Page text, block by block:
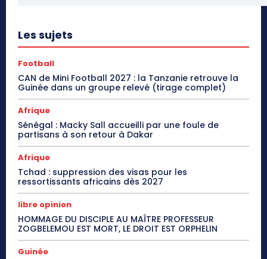
Les sujets
Football
CAN de Mini Football 2027 : la Tanzanie retrouve la
Guinée dans un groupe relevé (tirage complet)
Afrique
Sénégal : Macky Sall accueilli par une foule de
partisans à son retour à Dakar
Afrique
Tchad : suppression des visas pour les
ressortissants africains dès 2027
libre opinion
HOMMAGE DU DISCIPLE AU MAÎTRE PROFESSEUR
ZOGBELEMOU EST MORT, LE DROIT EST ORPHELIN
Guinée